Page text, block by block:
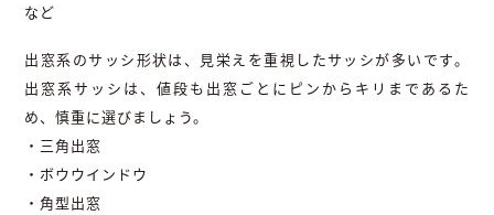
など
出窓系のサッシ形状は、見栄えを重視したサッシが多いです。
出窓系サッシは、値段も出窓ごとにピンからキリまであるた
め、慎重に選びましょう。
・三角出窓
・ボウウインドウ
・角型出窓